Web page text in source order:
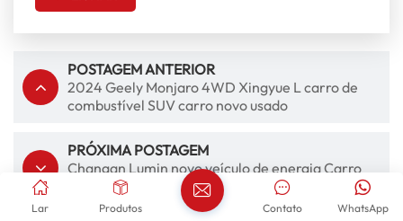
POSTAGEM ANTERIOR
2024 Geely Monjaro 4WD Xingyue L carro de
combustível SUV carro novo usado
PRÓXIMA POSTAGEM
Changan Lumin novo veículo de energia Carro
Elétrico de 155 km Mini EV Carro
Lar Produtos WhatsApp
Contato